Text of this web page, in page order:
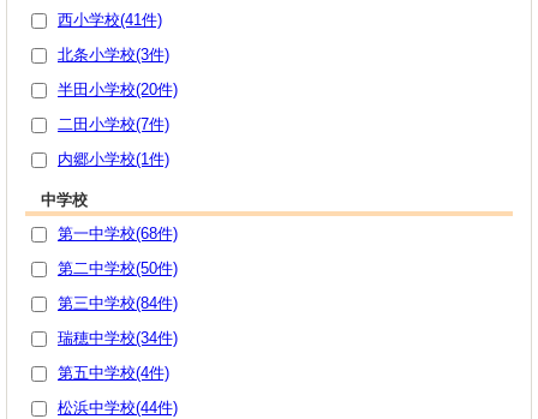
西小学校(41件)
北条小学校(3件)
半田小学校(20件)
二田小学校(7件)
内郷小学校(1件)
中学校
第一中学校(68件)
第二中学校(50件)
第三中学校(84件)
瑞穂中学校(34件)
第五中学校(4件)
松浜中学校(44件)